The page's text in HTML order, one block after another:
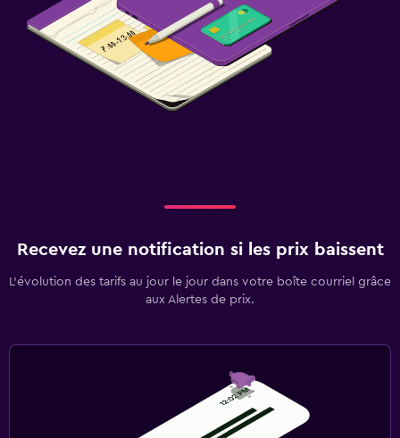
Recevez une notification si les prix baissent
L’évolution des tarifs au jour le jour dans votre boîte courriel grâce
aux Alertes de prix.